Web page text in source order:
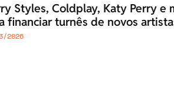
Styles, Coldplay, Katy Perry e
financiar turnês de novos
2026